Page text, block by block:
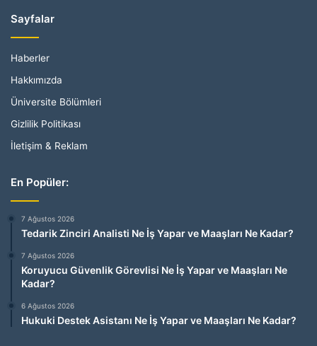
Sayfalar
Haberler
Hakkımızda
Üniversite Bölümleri
Gizlilik Politikası
İletişim & Reklam
En Popüler:
7 Ağustos 2026
Tedarik Zinciri Analisti Ne İş Yapar ve Maaşları Ne Kadar?
7 Ağustos 2026
Koruyucu Güvenlik Görevlisi Ne İş Yapar ve Maaşları Ne
Kadar?
6 Ağustos 2026
Hukuki Destek Asistanı Ne İş Yapar ve Maaşları Ne Kadar?